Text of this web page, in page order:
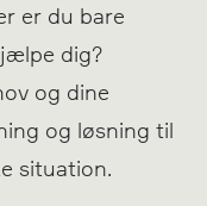
er du bare
dig?
og dine
og løsning til
situation.